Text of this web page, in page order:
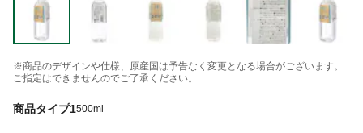
※商品のデザインや仕様、原産国は予告なく変更となる場合がございます。
ご指定はできませんのでご了承ください。
商品タイプ1500ml